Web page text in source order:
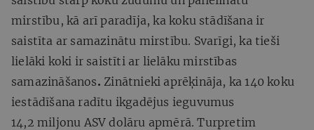
mirstību, kā arī paradīja, ka koku stādīšana ir
saistīta ar samazinātu mirstību. Svarīgi, ka tieši
lielāki koki ir saistīti ar lielāku mirstības
samazināšanos. Zinātnieki aprēķināja, ka 140 koku
iestādīšana radītu ikgadējus ieguvumus
14,2 miljonu ASV dolāru apmērā. Turpretim